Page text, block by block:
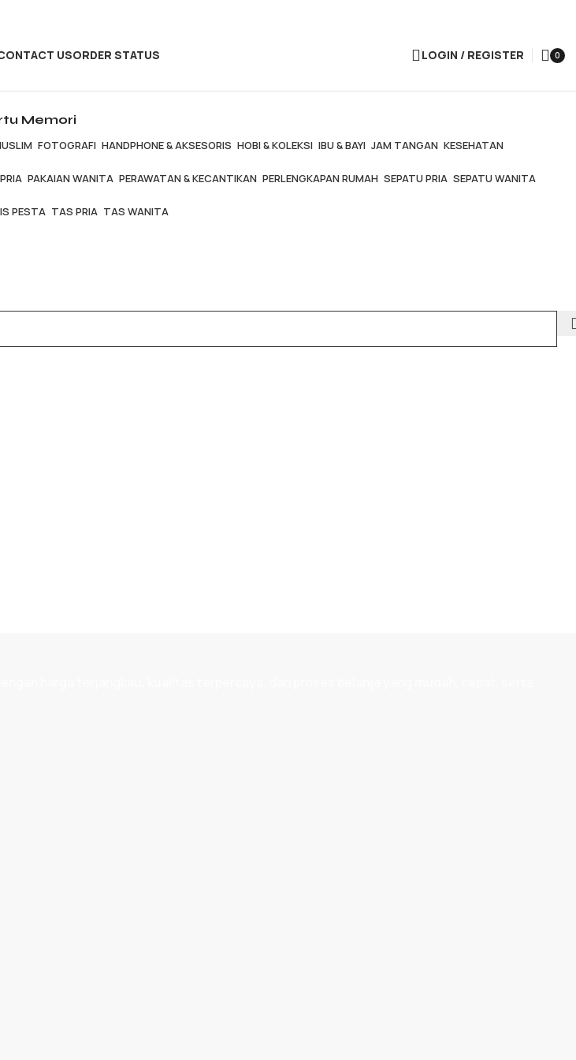
USORDER STATUS LOGIN / REGISTER
0
Memori
FOTOGRAFI HANDPHONE & AKSESORIS HOBI & KOLEKSI IBU & BAYI JAM TANGAN KESEHATAN
PAKAIAN WANITA PERAWATAN & KECANTIKAN PERLENGKAPAN RUMAH SEPATU PRIA SEPATU WANITA
PESTA TAS PRIA TAS WANITA